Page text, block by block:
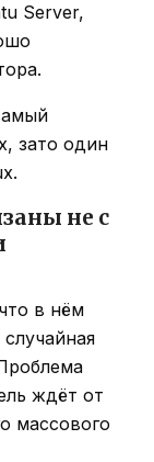
Server,
зато один
не с
в нём
ждёт от
массового